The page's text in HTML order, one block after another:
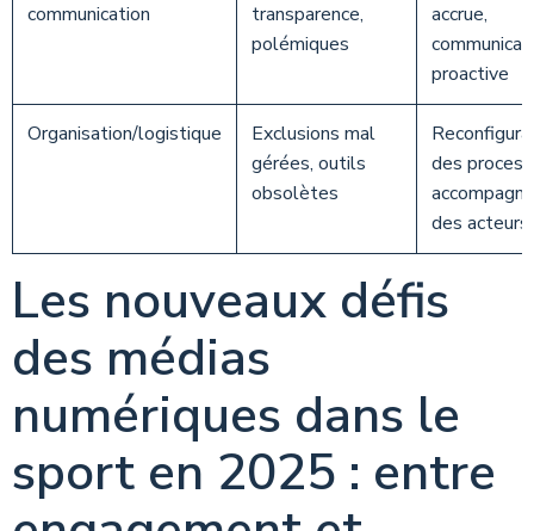
communication
transparence,
polémiques
accrue,
proactive
Organisation/logistique
Exclusions mal
gérées, outils
obsolètes
des
des acteurs
Les nouveaux défis
des médias
numériques dans le
sport en 2025 : entre